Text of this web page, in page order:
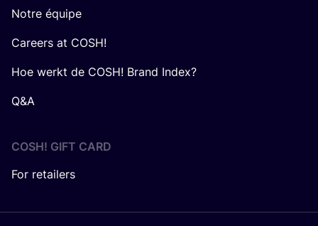
Notre équipe
Careers at COSH!
Hoe werkt de COSH! Brand Index?
Q&A
COSH! GIFT CARD
For retailers